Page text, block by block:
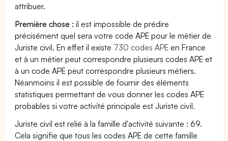
attribuer.
Première chose : il est impossible de prédire
précisément quel sera votre code APE pour le métier de
Juriste civil. En effet il existe 730 codes APE en France
et à un métier peut correspondre plusieurs codes APE et
à un code APE peut correspondre plusieurs métiers.
Néanmoins il est possible de fournir des éléments
statistiques permettant de vous donner les codes APE
probables si votre activité principale est Juriste civil.
Juriste civil est relié à la famille d'activité suivante : 69.
Cela signifie que tous les codes APE de cette famille